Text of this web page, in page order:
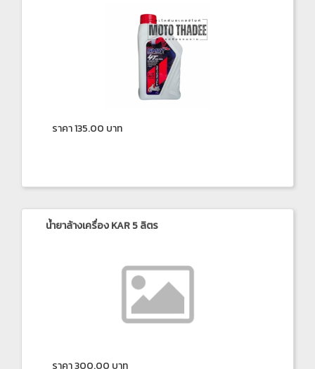
ราคา 135.00 บาท
น้ำยาล้างเครื่อง KAR 5 ลิตร
ราคา 300.00 บาท